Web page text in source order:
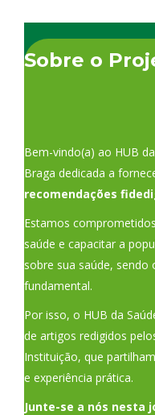
Sobre o
Bem-vindo(a) ao HUB
Braga dedicada a
recomendações
Estamos
saúde e capacitar a
sobre sua saúde,
fundamental.
Por isso, o HUB da
de artigos redigidos
Instituição, que
e experiência prática.
Junte-se a nós nesta